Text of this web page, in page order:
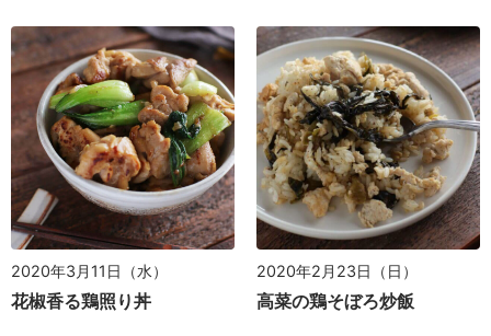
2020年3月11日（水）
花椒香る鶏照り丼
2020年2月23日（日）
高菜の鶏そぼろ炒飯